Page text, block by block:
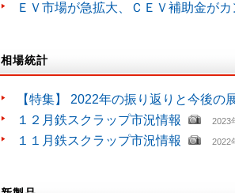
ＥＶ市場が急拡大、ＣＥＶ補助金がカ
相場統計
【特集】 2022年の振り返りと今後の
１２月鉄スクラップ市況情報 2023
１１月鉄スクラップ市況情報 2022